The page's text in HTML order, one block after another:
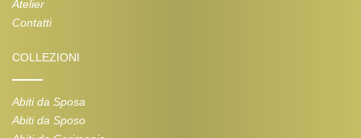
Atelier
Contatti
COLLEZIONI
Abiti da Sposa
Abiti da Sposo